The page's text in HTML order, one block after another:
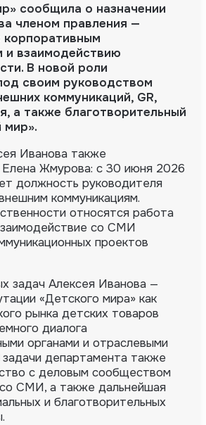
сообщила о назначении
членом правления —
и взаимодействию
В новой роли
своим руководством
коммуникаций, GR,
а также благотворительный
мир».
Иванова также
Елена Жмурова: с 30 июня 2026
должность руководителя
коммуникациям.
относятся работа
со СМИ
проектов
задач Алексея Иванова —
«Детского мира» как
рынка детских товаров
диалога
органами и отраслевыми
департамента также
с деловым сообществом
СМИ, а также дальнейшая
и благотворительных